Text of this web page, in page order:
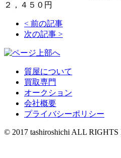
２，４５０円
< 前の記事
次の記事 >
質屋について
買取専門
オークション
会社概要
プライバシーポリシー
© 2017 tashiroshichi ALL RIGHTS